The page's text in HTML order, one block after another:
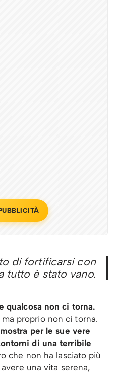
di fortificarsi con
tutto è stato vano.
qualcosa non ci torna.
proprio non ci torna.
per le sue vere
di una terribile
che non ha lasciato più
una vita serena,